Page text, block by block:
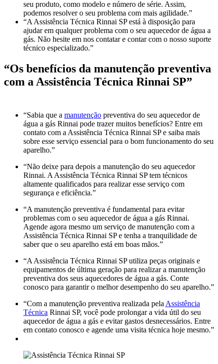
seu produto, como modelo e número de série. Assim,
podemos resolver o seu problema com mais agilidade.”
“A Assistência Técnica Rinnai SP está à disposição para
ajudar em qualquer problema com o seu aquecedor de água a
gás. Não hesite em nos contatar e contar com o nosso suporte
técnico especializado.”
“Os benefícios da manutenção preventiva
com a Assistência Técnica Rinnai SP”
“Sabia que a manutenção preventiva do seu aquecedor de
água a gás Rinnai pode trazer muitos benefícios? Entre em
contato com a Assistência Técnica Rinnai SP e saiba mais
sobre esse serviço essencial para o bom funcionamento do seu
aparelho.”
“Não deixe para depois a manutenção do seu aquecedor
Rinnai. A Assistência Técnica Rinnai SP tem técnicos
altamente qualificados para realizar esse serviço com
segurança e eficiência.”
“A manutenção preventiva é fundamental para evitar
problemas com o seu aquecedor de água a gás Rinnai.
Agende agora mesmo um serviço de manutenção com a
Assistência Técnica Rinnai SP e tenha a tranquilidade de
saber que o seu aparelho está em boas mãos.”
“A Assistência Técnica Rinnai SP utiliza peças originais e
equipamentos de última geração para realizar a manutenção
preventiva dos seus aquecedores de água a gás. Conte
conosco para garantir o melhor desempenho do seu aparelho.”
“Com a manutenção preventiva realizada pela Assistência
Técnica Rinnai SP, você pode prolongar a vida útil do seu
aquecedor de água a gás e evitar gastos desnecessários. Entre
em contato conosco e agende uma visita técnica hoje mesmo.”